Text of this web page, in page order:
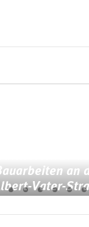
an
Vater-